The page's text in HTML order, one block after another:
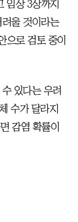
임상 3상까지
울 것이라는
으로 검토 중이
있다는 우려
수가 달라지
감염 확률이